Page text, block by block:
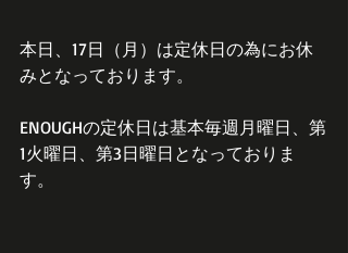
本日、17日（月）は定休日の為にお休
みとなっております。
ENOUGHの定休日は基本毎週月曜日、第
1火曜日、第3日曜日となっておりま
す。